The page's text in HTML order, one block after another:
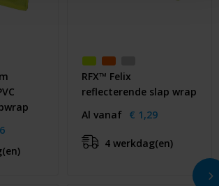
RFX™ Felix
reflecterende slap wrap
Al vanaf € 1,29
4 werkdag(en)